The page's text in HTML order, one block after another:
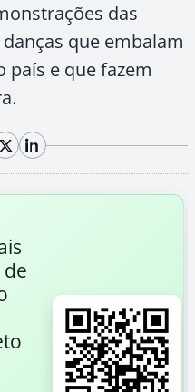
das
que embalam
país e que fazem